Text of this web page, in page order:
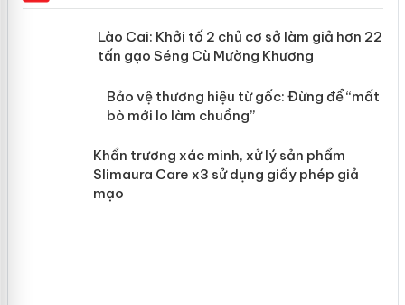
Lào Cai: Khởi tố 2 chủ cơ sở làm giả
hơn 22 tấn gạo Séng Cù Mường
Bảo vệ thương hiệu từ gốc: Đừng để
“mất bò mới lo làm chuồng”